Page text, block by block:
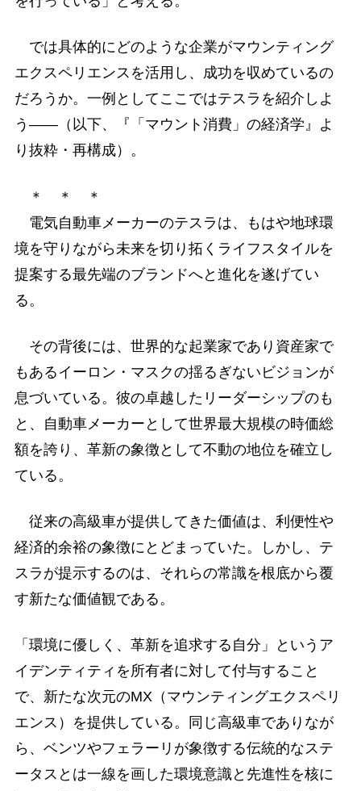
では具体的にどのような企業がマウンティング
エクスペリエンスを活用し、成功を収めているの
だろうか。一例としてここではテスラを紹介しよ
う――（以下、『「マウント消費」の経済学』よ
り抜粋・再構成）。
＊ ＊ ＊
電気自動車メーカーのテスラは、もはや地球環
境を守りながら未来を切り拓くライフスタイルを
提案する最先端のブランドへと進化を遂げてい
る。
その背後には、世界的な起業家であり資産家で
もあるイーロン・マスクの揺るぎないビジョンが
息づいている。彼の卓越したリーダーシップのも
と、自動車メーカーとして世界最大規模の時価総
額を誇り、革新の象徴として不動の地位を確立し
ている。
従来の高級車が提供してきた価値は、利便性や
経済的余裕の象徴にとどまっていた。しかし、テ
スラが提示するのは、それらの常識を根底から覆
す新たな価値観である。
「環境に優しく、革新を追求する自分」というア
イデンティティを所有者に対して付与すること
で、新たな次元のMX（マウンティングエクスペリ
エンス）を提供している。同じ高級車でありなが
ら、ベンツやフェラーリが象徴する伝統的なステ
ータスとは一線を画した環境意識と先進性を核に